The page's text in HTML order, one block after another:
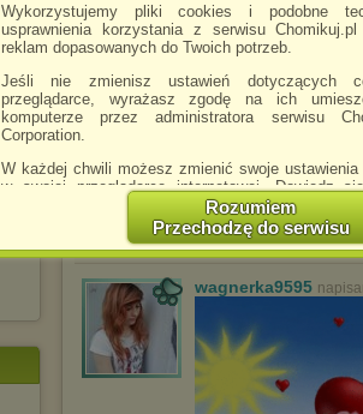
Wykorzystujemy pliki cookies i podobne
usprawnienia korzystania z serwisu
reklam dopasowanych do Twoich potrzeb.
Jeśli nie zmienisz ustawień dotyczących
przeglądarce, wyrażasz zgodę na ich
komputerze przez administratora serwisu
Corporation.
W każdej chwili możesz zmienić swoje
w swojej przeglądarce internetowej. Dowiedz
http://chomikuj.pl/
Jednocześnie informujemy że zmiana ustawień
spowodować ograniczenie korzystania ze strony
W przypadku braku twojej zgody na
prosimy o opuszczenie serwisu chomikuj.pl.
Wykorzystanie plików cookiesprzez
(dostosowanie reklam do Twoich potrzeb, analiza
marketingowych).
Wyrażenie sprzeciwu spowoduje, że
Rozumiem
Przechodzę do serwisu
Magda141413
jestem Twoja fanka
sebek23411 napisano
i too
wagnerka9595